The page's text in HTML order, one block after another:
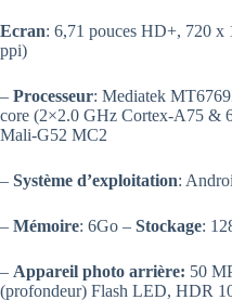
Ecran: 6,71 pouces HD+, 720 x
ppi)
– Processeur: Mediatek
core (2×2.0 GHz Cortex-A75 &
Mali-G52 MC2
– Système d’exploitation:
– Mémoire: 6Go – Stockage:
– Appareil photo arrière: 50
(profondeur) Flash LED, HDR